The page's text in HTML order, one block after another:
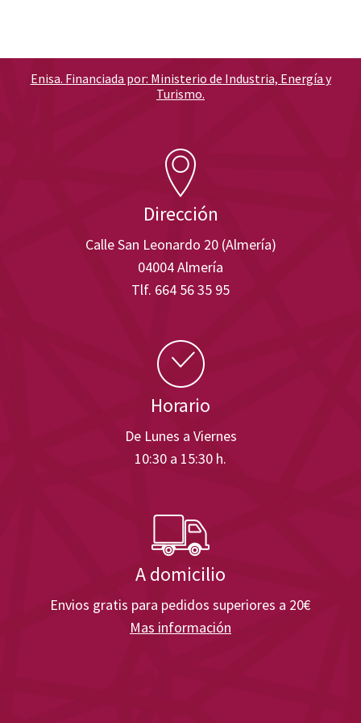
Dirección
Calle San Leonardo 20 (Almería)
04004 Almería
Tlf. 664 56 35 95
Horario
De Lunes a Viernes
10:30 a 15:30 h.
A domicilio
Envios gratis para pedidos superiores a 20€
Mas información
Enisa. Financiada por: Ministerio de Industria, Energía y
Turismo.